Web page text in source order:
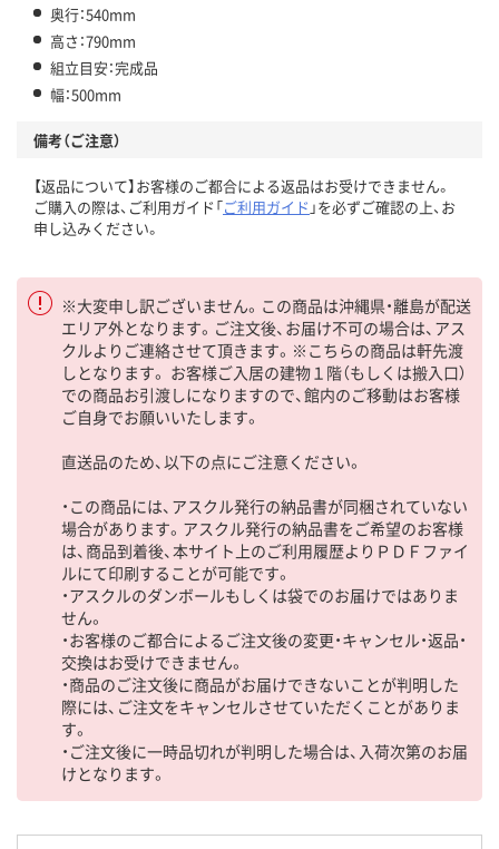
奥行：540mm
高さ：790mm
組立目安：完成品
幅：500mm
備考（ご注意）
【返品について】お客様のご都合による返品はお受けできません。
ご購入の際は、ご利用ガイド「ご利用ガイド 」を必ずご確認の上、お
申し込みください。
※大変申し訳ございません。この商品は沖縄県・離島が配送
エリア外となります。ご注文後、お届け不可の場合は、アス
クルよりご連絡させて頂きます。※こちらの商品は軒先渡
しとなります。 お客様ご入居の建物１階（もしくは搬入口）
での商品お引渡しになりますので、館内のご移動はお客様
ご自身でお願いいたします。
直送品のため、以下の点にご注意ください。
・この商品には、アスクル発行の納品書が同梱されていない
場合があります。アスクル発行の納品書をご希望のお客様
は、商品到着後、本サイト上のご利用履歴よりＰＤＦファイ
ルにて印刷することが可能です。
・アスクルのダンボールもしくは袋でのお届けではありま
せん。
・お客様のご都合によるご注文後の変更・キャンセル・返品・
交換はお受けできません。
・商品のご注文後に商品がお届けできないことが判明した
際には、ご注文をキャンセルさせていただくことがありま
す。
・ご注文後に一時品切れが判明した場合は、入荷次第のお届
けとなります。